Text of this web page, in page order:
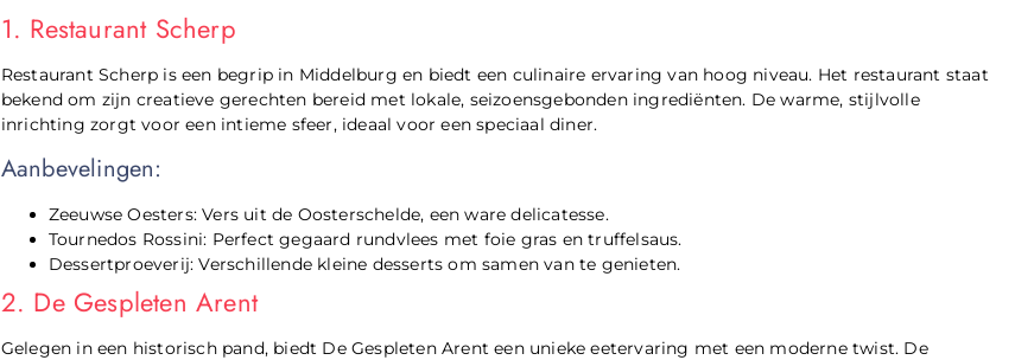
1. Restaurant Scherp
Restaurant Scherp is een begrip in Middelburg en biedt een culinaire ervaring van hoog niveau. Het restaurant staat
bekend om zijn creatieve gerechten bereid met lokale, seizoensgebonden ingrediënten. De warme, stijlvolle
inrichting zorgt voor een intieme sfeer, ideaal voor een speciaal diner.
Aanbevelingen:
Zeeuwse Oesters: Vers uit de Oosterschelde, een ware delicatesse.
Tournedos Rossini: Perfect gegaard rundvlees met foie gras en truffelsaus.
Dessertproeverij: Verschillende kleine desserts om samen van te genieten.
2. De Gespleten Arent
Gelegen in een historisch pand, biedt De Gespleten Arent een unieke eetervaring met een moderne twist. De